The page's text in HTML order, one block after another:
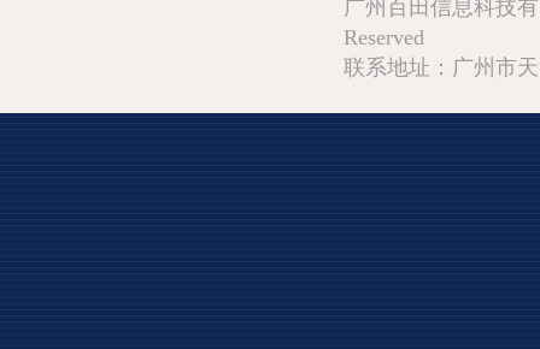
广州百田信息科技
Reserved
联系地址：广州市